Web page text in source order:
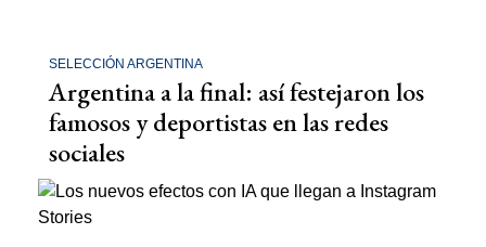
SELECCIÓN ARGENTINA
Argentina a la final: así festejaron los
famosos y deportistas en las redes
sociales